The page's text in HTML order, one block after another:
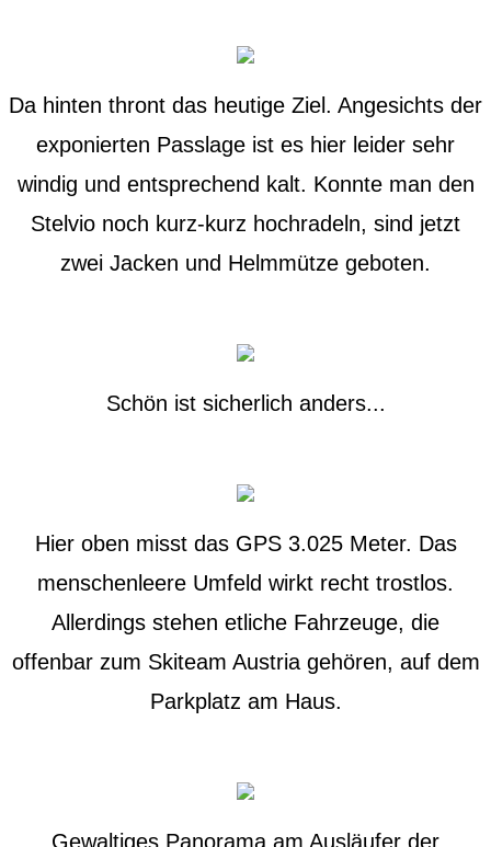
Da hinten thront das heutige Ziel. Angesichts der
exponierten Passlage ist es hier leider sehr
windig und entsprechend kalt. Konnte man den
Stelvio noch kurz-kurz hochradeln, sind jetzt
zwei Jacken und Helmmütze geboten.
Schön ist sicherlich anders...
Hier oben misst das GPS 3.025 Meter. Das
menschenleere Umfeld wirkt recht trostlos.
Allerdings stehen etliche Fahrzeuge, die
offenbar zum Skiteam Austria gehören, auf dem
Parkplatz am Haus.
Gewaltiges Panorama am Ausläufer der